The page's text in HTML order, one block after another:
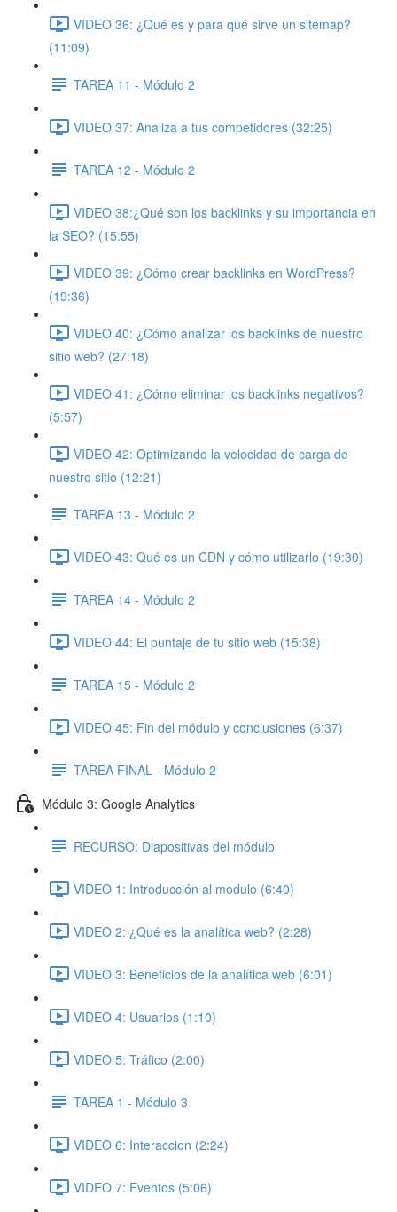
VIDEO 36: ¿Qué es y para qué sirve un sitemap?
(11:09)
TAREA 11 - Módulo 2
VIDEO 37: Analiza a tus competidores (32:25)
TAREA 12 - Módulo 2
VIDEO 38:¿Qué son los backlinks y su importancia en
la SEO? (15:55)
VIDEO 39: ¿Cómo crear backlinks en WordPress?
(19:36)
VIDEO 40: ¿Cómo analizar los backlinks de nuestro
sitio web? (27:18)
VIDEO 41: ¿Cómo eliminar los backlinks negativos?
(5:57)
VIDEO 42: Optimizando la velocidad de carga de
nuestro sitio (12:21)
TAREA 13 - Módulo 2
VIDEO 43: Qué es un CDN y cómo utilizarlo (19:30)
TAREA 14 - Módulo 2
VIDEO 44: El puntaje de tu sitio web (15:38)
TAREA 15 - Módulo 2
VIDEO 45: Fin del módulo y conclusiones (6:37)
TAREA FINAL - Módulo 2
Módulo 3: Google Analytics
RECURSO: Diapositivas del módulo
VIDEO 1: Introducción al modulo (6:40)
VIDEO 2: ¿Qué es la analítica web? (2:28)
VIDEO 3: Beneficios de la analítica web (6:01)
VIDEO 4: Usuarios (1:10)
VIDEO 5: Tráfico (2:00)
TAREA 1 - Módulo 3
VIDEO 6: Interaccion (2:24)
VIDEO 7: Eventos (5:06)